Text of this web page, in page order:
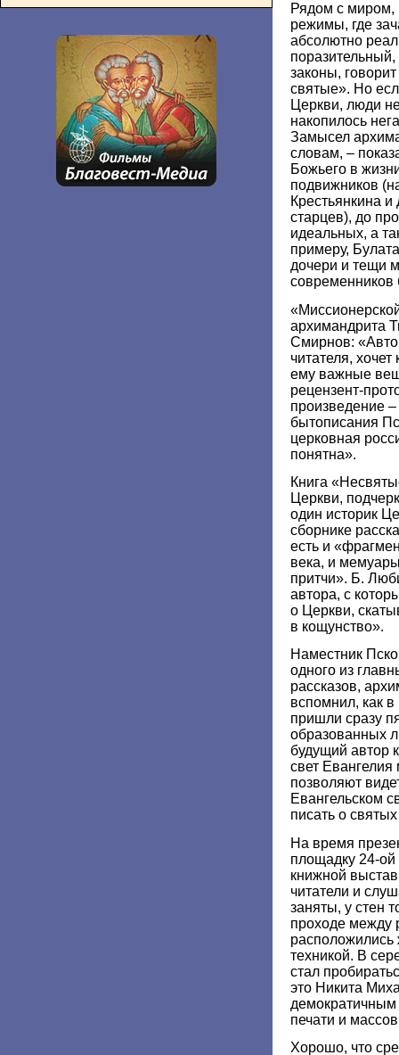
Рядом с миром,
режимы, где
абсолютно
поразительный,
законы,
святые». Но
Церкви, люди
накопилось
Замысел
словам, –
Божьего в
подвижников
Крестьянкина и
старцев), до
идеальных, а
примеру,
дочери и тещи
современников
архимандрита
Смирнов:
читателя,
ему важные
рецензент-
произведение
бытописания
церковная
понятна».
Книга
Церкви,
один историк
сборнике
есть и
века, и
притчи». Б.
автора, с
о Церкви,
в кощунство».
Наместник
одного из
рассказов,
вспомнил, как в
пришли сразу
образованных
будущий автор
свет Евангелия
позволяют
Евангельском
писать о
На время
площадку 24-
книжной
читатели и
заняты, у стен
проходе между
расположились
техникой. В
стал
это Никита
печати и
Хорошо, что